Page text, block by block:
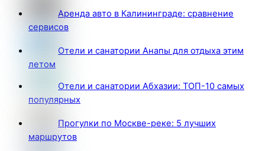
Аренда авто в Калининграде: сравнение
сервисов
Отели и санатории Анапы для отдыха этим
летом
Отели и санатории Абхазии: ТОП-10 самых
популярных
Прогулки по Москве-реке: 5 лучших
маршрутов